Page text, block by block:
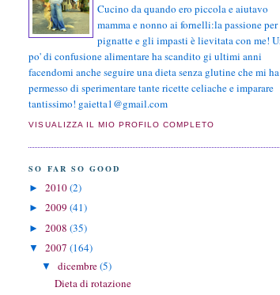
Cucino da quando ero piccola e aiutavo
mamma e nonno ai fornelli:la passione
pignatte e gli impasti è lievitata con me!
po' di confusione alimentare ha scandito gi ultimi anni
facendomi anche seguire una dieta senza glutine che mi ha
permesso di sperimentare tante ricette celiache e imparare
tantissimo! gaietta1@gmail.com
VISUALIZZA IL MIO PROFILO COMPLETO
SO FAR SO GOOD
►2010(2)
►2009(41)
►2008(35)
▼2007(164)
▼dicembre(5)
Dieta di rotazione